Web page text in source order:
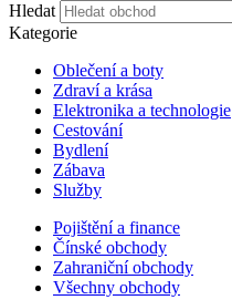
Hledat
Kategorie
Oblečení a boty
Zdraví a krása
Elektronika a technologie
Cestování
Bydlení
Zábava
Služby
Pojištění a finance
Čínské obchody
Zahraniční obchody
Všechny obchody